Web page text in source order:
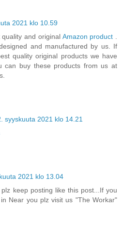
2021 klo 10.59
and original Amazon product
and manufactured by us. If
quality original products we have
can buy these products from us at
syyskuuta 2021 klo 14.21
2021 klo 13.04
keep posting like this post...If you
Near you plz visit us "The Workar"